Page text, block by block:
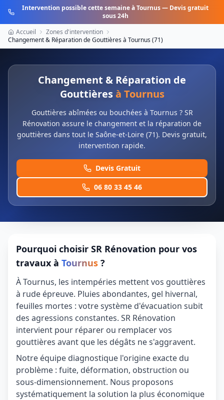
Intervention possible cette semaine àTournus— Devis gratuit
sous 24h
Accueil
Zones d'intervention
Changement & Réparation de Gouttièresà Tournus(71)
Changement & Réparation de
Gouttières à Tournus
Gouttières abîmées ou bouchées à Tournus ? SR
Rénovation assure le changement et la réparation de
gouttières dans tout le Saône-et-Loire (71). Devis gratuit,
intervention rapide.
Devis Gratuit
06 80 33 45 46
Pourquoi choisir SR Rénovation pour vos
travaux à Tournus ?
À Tournus, les intempéries mettent vos gouttières
à rude épreuve. Pluies abondantes, gel hivernal,
feuilles mortes : votre système d'évacuation subit
des agressions constantes. SR Rénovation
intervient pour réparer ou remplacer vos
gouttières avant que les dégâts ne s'aggravent.
Notre équipe diagnostique l'origine exacte du
problème : fuite, déformation, obstruction ou
sous-dimensionnement. Nous proposons
systématiquement la solution la plus économique